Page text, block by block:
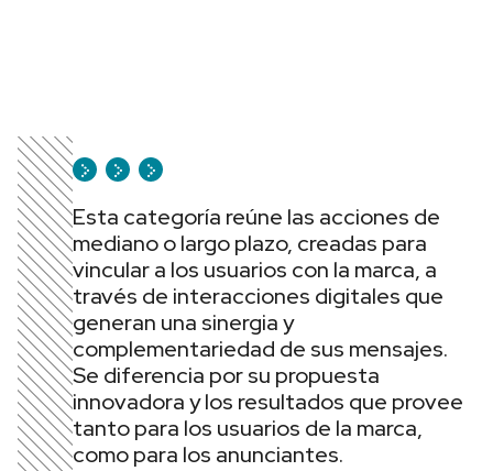
Esta categoría reúne las acciones de
mediano o largo plazo, creadas para
vincular a los usuarios con la marca, a
través de interacciones digitales que
generan una sinergia y
complementariedad de sus mensajes.
Se diferencia por su propuesta
innovadora y los resultados que provee
tanto para los usuarios de la marca,
como para los anunciantes.